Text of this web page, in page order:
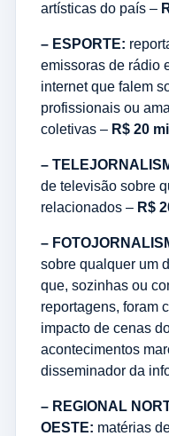
artísticas do país –
– ESPORTE:
emissoras de rádio
internet que falem
profissionais ou
coletivas – R$ 20
–
de televisão sobre
relacionados – R$
–
sobre qualquer um
que, sozinhas ou
reportagens, foram
impacto de cenas
acontecimentos
disseminador da
– REGIONAL
OESTE: matérias